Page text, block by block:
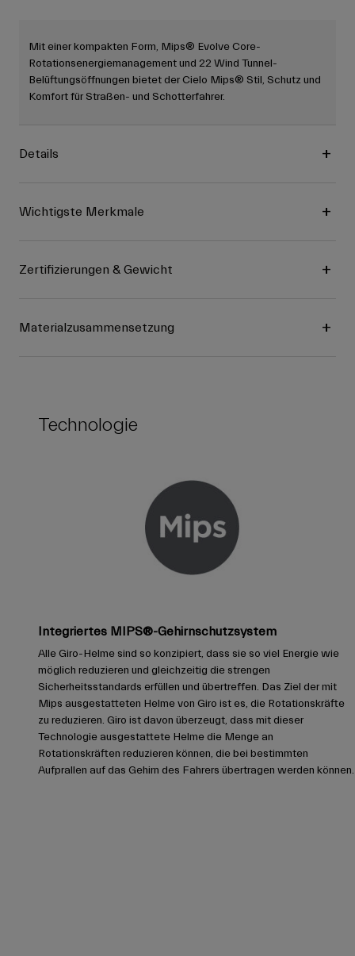
Mit einer kompakten Form, Mips® Evolve Core-
Rotationsenergiemanagement und 22 Wind Tunnel-
Belüftungsöffnungen bietet der Cielo Mips® Stil, Schutz und
Komfort für Straßen- und Schotterfahrer.
Details
Wichtigste Merkmale
Zertifizierungen & Gewicht
Materialzusammensetzung
Technologie
Integriertes MIPS®-Gehirnschutzsystem
Alle Giro-Helme sind so konzipiert, dass sie so viel Energie wie
möglich reduzieren und gleichzeitig die strengen
Sicherheitsstandards erfüllen und übertreffen. Das Ziel der mit
Mips ausgestatteten Helme von Giro ist es, die Rotationskräfte
zu reduzieren. Giro ist davon überzeugt, dass mit dieser
Technologie ausgestattete Helme die Menge an
Rotationskräften reduzieren können, die bei bestimmten
Aufprallen auf das Gehirn des Fahrers übertragen werden können.